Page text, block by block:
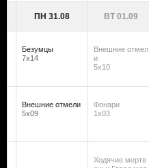
ПН 31.08 ВТ 01.09
Безумцы
7х14
Внешние отмел
и
5х10
Внешние отмели
5х09
Фонари
1х03
Ходячие мертв